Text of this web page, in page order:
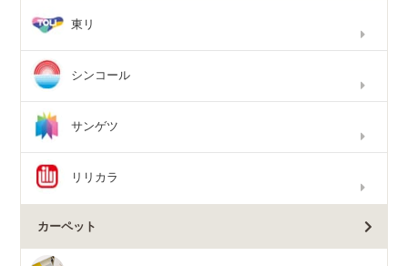
東リ
シンコール
サンゲツ
リリカラ
カーペット